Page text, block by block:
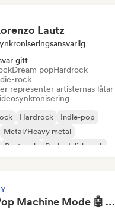
Lautz
gitt
Dream popHardrock
rock
representer artisternas låtar
Hardrock
Indie-pop
Metal/Heavy metal
Postpunk Psykedelisk rock
Pop Machine Mode 🤖 AI Music, Indie Pop & Dream Pop